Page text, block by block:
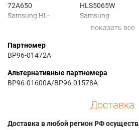
72A650
Samsung HL-
S4666W
Samsung HL-
Samsung HL-
S5066W
S5087W
HLS5065W
Samsung
HLS5065WX/XAA
Samsung
HLS5086W
HLS5086WX/XAA
HLS5086WX/XAC
Партномер
BP96-01472A
Альтернативные партномера
BP96-01600A/BP96-01578A
Доставка
Доставка в любой регион РФ